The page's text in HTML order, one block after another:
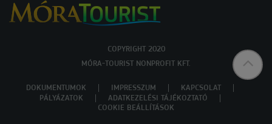
COPYRIGHT 2020
MÓRA-TOURIST NONPROFIT KFT.
DOKUMENTUMOK IMPRESSZUM
KAPCSOLAT
PÁLYÁZATOK
ADATKEZELÉSI TÁJÉKOZTATÓ
COOKIE BEÁLLÍTÁSOK